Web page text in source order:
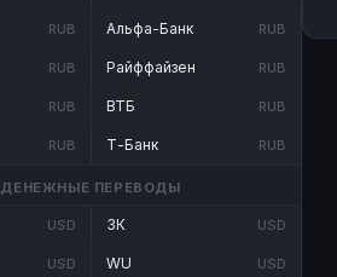
RUB
RUB
RUB
RUB
Альфа-Банк RUB
Райффайзен RUB
ВТБ RUB
Т-Банк RUB
ДЕНЕЖНЫЕ ПЕРЕВОДЫ
USD
USD
ЗК USD
WU USD